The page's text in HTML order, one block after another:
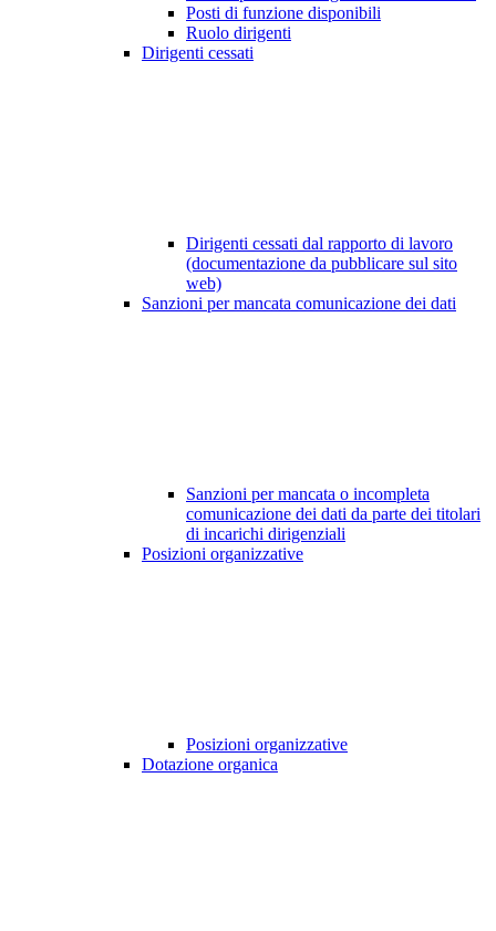
Posti di funzione disponibili
Ruolo dirigenti
Dirigenti cessati
Dirigenti cessati dal rapporto di lavoro
(documentazione da pubblicare sul sito
web)
Sanzioni per mancata comunicazione dei dati
Sanzioni per mancata o incompleta
comunicazione dei dati da parte dei titolari
di incarichi dirigenziali
Posizioni organizzative
Posizioni organizzative
Dotazione organica